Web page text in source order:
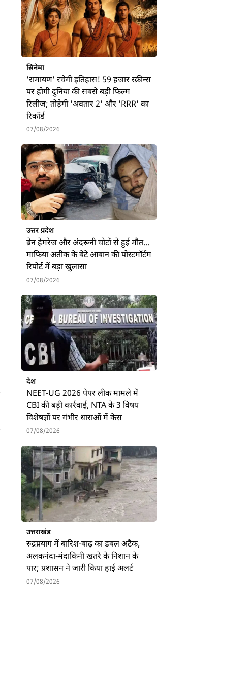
सिनेमा
'रामायण' रचेगी इतिहास! 59 हजार स्क्रीन्स
पर होगी दुनिया की सबसे बड़ी फिल्म
रिलीज; तोड़ेगी 'अवतार 2' और 'RRR' का
रिकॉर्ड
07/08/2026
उत्तर प्रदेश
ब्रेन हेमरेज और अंदरूनी चोटों से हुई मौत...
माफिया अतीक के बेटे आबान की पोस्टमॉर्टम
रिपोर्ट में बड़ा खुलासा
07/08/2026
देश
NEET-UG 2026 पेपर लीक मामले में
CBI की बड़ी कार्रवाई, NTA के 3 विषय
विशेषज्ञों पर गंभीर धाराओं में केस
07/08/2026
उत्तराखंड
रुद्रप्रयाग में बारिश-बाढ़ का डबल अटैक,
अलकनंदा-मंदाकिनी खतरे के निशान के
पार; प्रशासन ने जारी किया हाई अलर्ट
07/08/2026